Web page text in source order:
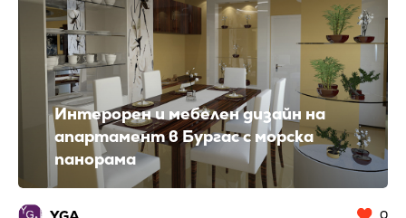
Интерорен и мебелен дизайн на
апартамент в Бургас с морска
панорама
0